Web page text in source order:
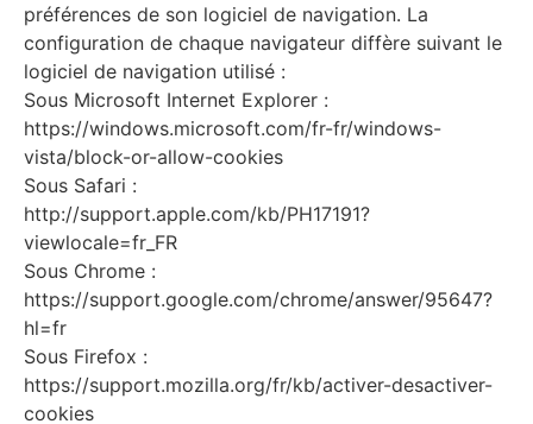
préférences de son logiciel de navigation. La
configuration de chaque navigateur diffère suivant le
logiciel de navigation utilisé :
Sous Microsoft Internet Explorer :
https://windows.microsoft.com/fr-fr/windows-
vista/block-or-allow-cookies
Sous Safari :
http://support.apple.com/kb/PH17191?
viewlocale=fr_FR
Sous Chrome :
https://support.google.com/chrome/answer/95647?
hl=fr
Sous Firefox :
https://support.mozilla.org/fr/kb/activer-desactiver-
cookies